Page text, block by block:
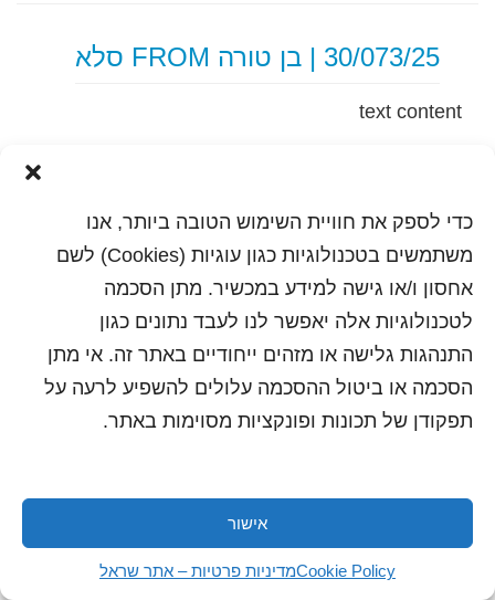
כדי לספק את חוויית השימוש הטובה ביותר, אנו
משתמשים בטכנולוגיות כגון עוגיות (Cookies) לשם
אחסון ו/או גישה למידע במכשיר. מתן הסכמה
לטכנולוגיות אלה יאפשר לנו לעבד נתונים כגון
התנהגות גלישה או מזהים ייחודיים באתר זה. אי מתן
הסכמה או ביטול ההסכמה עלולים להשפיע לרעה על
תפקודן של תכונות ופונקציות מסוימות באתר.
אישור
Cookie Policyמדיניות פרטיות – אתר שראל
30/073/25 | בן טורה FROM סלא
text content
שלח לחבר
כל הזכויות שמורות לשראל 2018 | עיצוב ותכנות: סטודיו
"היוצרים"